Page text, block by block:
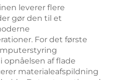
leverer flere
gør den til et
For det første
af flade
materialeafspildning